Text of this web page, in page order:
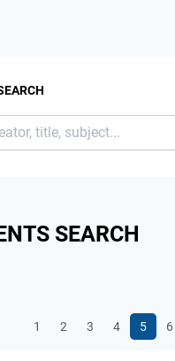
SEARCH
1 2 3 4 5 6